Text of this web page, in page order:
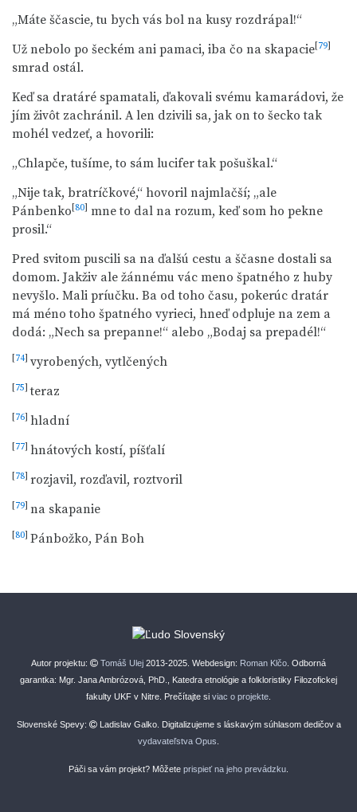
„Máte ščascie, tu bych vás bol na kusy rozdrápal!“
Už nebolo po šeckém ani pamaci, iba čo na skapacie[79]
smrad ostál.
Keď sa dratáré spamatali, ďakovali svému kamarádovi, že
jím živôt zachránil. A len dzivili sa, jak on to šecko tak
mohél vedzeť, a hovorili:
„Chlapče, tušíme, to sám lucifer tak pošuškal.“
„Nije tak, bratríčkové,“ hovoril najmlačší; „ale
Pánbenko [80] mne to dal na rozum, keď som ho pekne
prosil.“
Pred svitom puscili sa na ďalšú cestu a ščasne dostali sa
domom. Jakživ ale žánnému vác meno špatného z huby
nevyšlo. Mali príučku. Ba od toho času, pokerúc dratár
má méno toho špatného vyrieci, hneď odpluje na zem a
dodá: „Nech sa prepanne!“ alebo „Bodaj sa prepadél!“
[74] vyrobených, vytlčených
[75]teraz
[76] hladní
[77] hnátových kostí, píšťalí
[78] rozjavil, rozďavil, roztvoril
[79] na skapanie
[80] Pánbožko, Pán Boh
Autor projektu: Tomáš Ulej 2013-2025. Webdesign: Roman Klčo. Odborná
garantka: Mgr. Jana Ambrózová, PhD., Katedra etnológie a folkloristiky Filozofickej
fakulty UKF v Nitre. Prečítajte si viac o projekte.
Slovenské Spevy:
Ladislav Galko. Digitalizujeme s láskavým súhlasom dedičov a
vydavateľstva Opus.
Páči sa vám projekt? Môžete prispieť na jeho prevádzku.